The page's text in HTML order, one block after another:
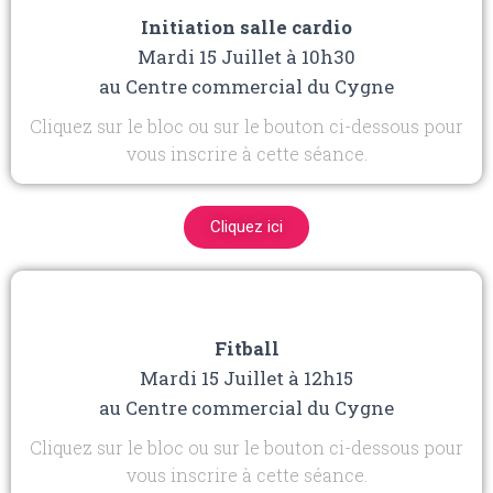
Initiation salle cardio
Mardi 15 Juillet à 10h30
au Centre commercial du Cygne
Cliquez sur le bloc ou sur le bouton ci-dessous pour
vous inscrire à cette séance.
Cliquez ici
Fitball
Mardi 15 Juillet à 12h15
au Centre commercial du Cygne
Cliquez sur le bloc ou sur le bouton ci-dessous pour
vous inscrire à cette séance.